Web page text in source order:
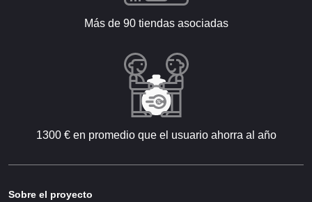
Más de 90 tiendas asociadas
1300 € en promedio que el usuario ahorra al año
Sobre el proyecto